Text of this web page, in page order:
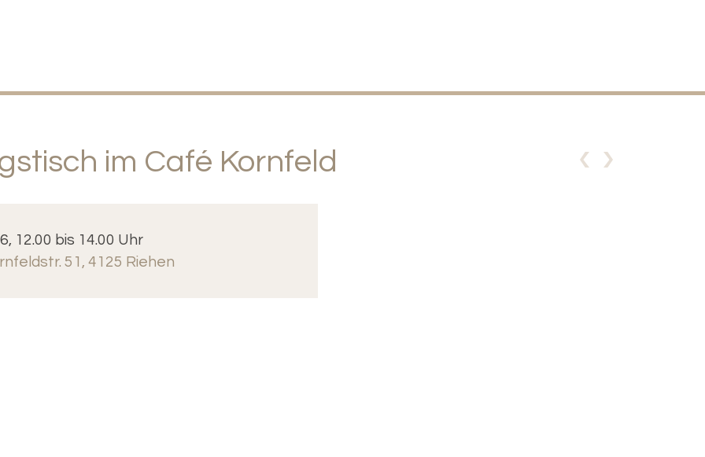
im Café Kornfeld
12.00 bis 14.00 Uhr
51, 4125 Riehen